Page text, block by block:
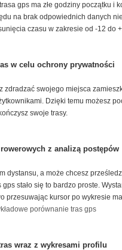
gps ma złe godziny początku
na brak odpowiednich danych
czasu w zakresie od -12 do
w celu ochrony prywatności
zdradzać swojego miejsca
Dzięki temu możesz
swoje trasy.
z analizą postępów
dystansu, a może chcesz
stało się to bardzo proste.
przesuwając kursor po wykresie
porównanie tras gps
wraz z wykresami profilu